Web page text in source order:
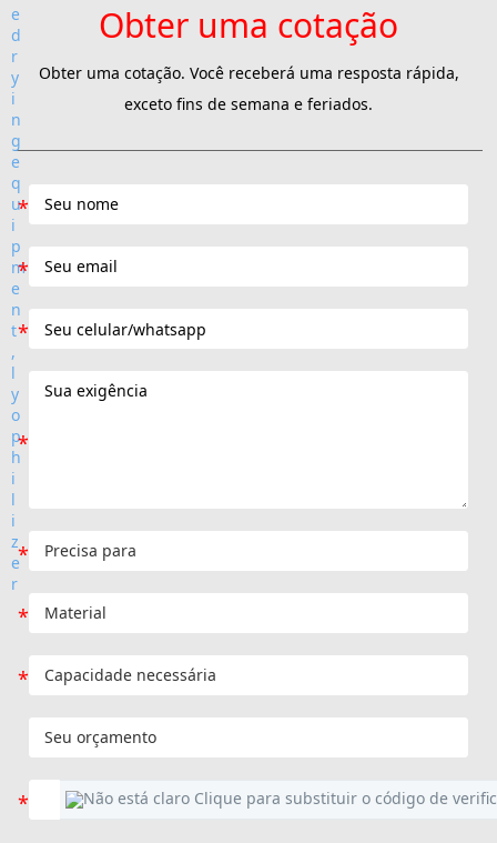
Obter uma cotação
Obter uma cotação. Você receberá uma resposta rápida,
exceto fins de semana e feriados.